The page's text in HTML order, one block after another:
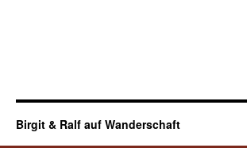
Birgit & Ralf auf Wanderschaft